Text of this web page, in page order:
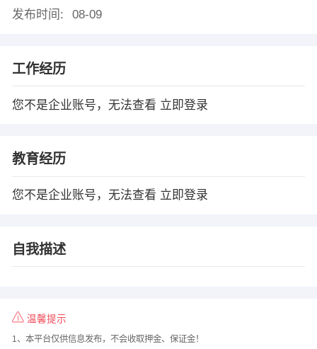
发布时间:
08-09
工作经历
您不是企业账号，无法查看 立即登录
教育经历
您不是企业账号，无法查看 立即登录
自我描述
温馨提示
1、本平台仅供信息发布，不会收取押金、保证金！